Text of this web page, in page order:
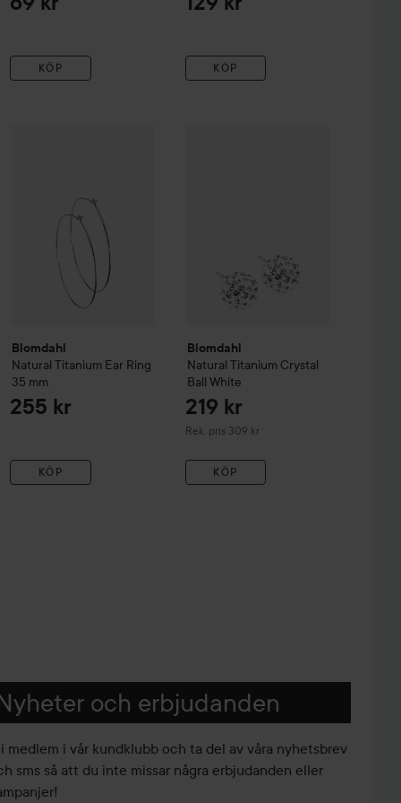
KÖP KÖP
Blomdahl
Natural Titanium Ear Ring
35 mm
255 kr
KÖP
Blomdahl
Natural Titanium Crystal
Ball White
219 kr
Rek. pris 309 kr
Rekommenderat pris 309 kr
KÖP
och erbjudanden
medlem i vår kundklubb och ta del av våra nyhetsbrev
sms så att du inte missar några erbjudanden eller